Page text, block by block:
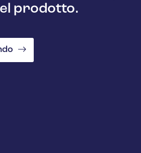
prodotto.